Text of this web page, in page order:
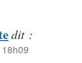
dit :